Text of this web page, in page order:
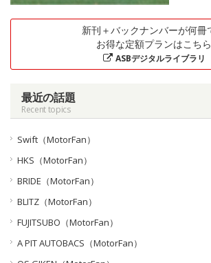
新刊＋バックナンバーが何冊
お得な定額プランはこちら
ASBデジタルライブラリ
最近の話題
Recent topics
Swift（MotorFan）
HKS（MotorFan）
BRIDE（MotorFan）
BLITZ（MotorFan）
FUJITSUBO（MotorFan）
A PIT AUTOBACS（MotorFan）